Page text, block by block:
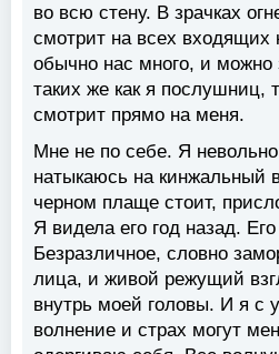
во всю стену. В зрачках
смотрит на всех входящих
обычно нас много, и можно
таких же как я послушниц,
смотрит прямо на меня.
Мне не по себе. Я
натыкаюсь на кинжальный
черном плаще стоит,
Я видела его год назад.
Безразличное, словно
лица, и живой режущий
внутрь моей головы. И я с
волнение и страх могут